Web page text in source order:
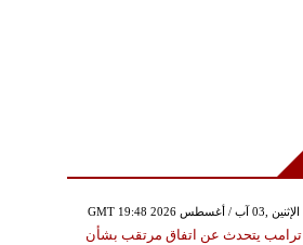
GMT 19:48 2026 الإثنين ,03 آب / أغسطس
ترامب يتحدث عن اتفاق مرتقب بشأن